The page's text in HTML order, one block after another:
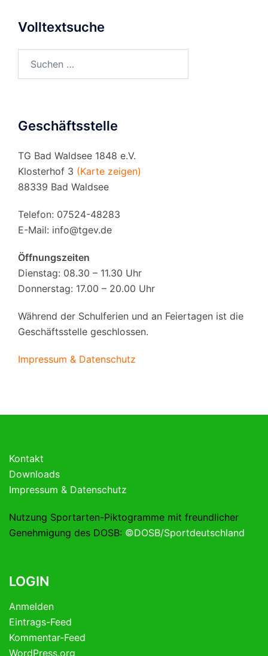
Volltextsuche
Geschäftsstelle
TG Bad Waldsee 1848 e.V.
Klosterhof 3 (Karte zeigen)
88339 Bad Waldsee
Telefon: 07524-48283
E-Mail: info@tgev.de
Öffnungszeiten
Dienstag: 08.30 – 11.30 Uhr
Donnerstag: 17.00 – 20.00 Uhr
Während der Schulferien und an Feiertagen ist die
Geschäftsstelle geschlossen.
Impressum & Datenschutz
Kontakt
Downloads
Impressum & Datenschutz
Nutzung Sportarten-Piktogramme mit freundlicher
Genehmigung des DOSB: ©DOSB/Sportdeutschland
LOGIN
Anmelden
Eintrags-Feed
Kommentar-Feed
WordPress.org